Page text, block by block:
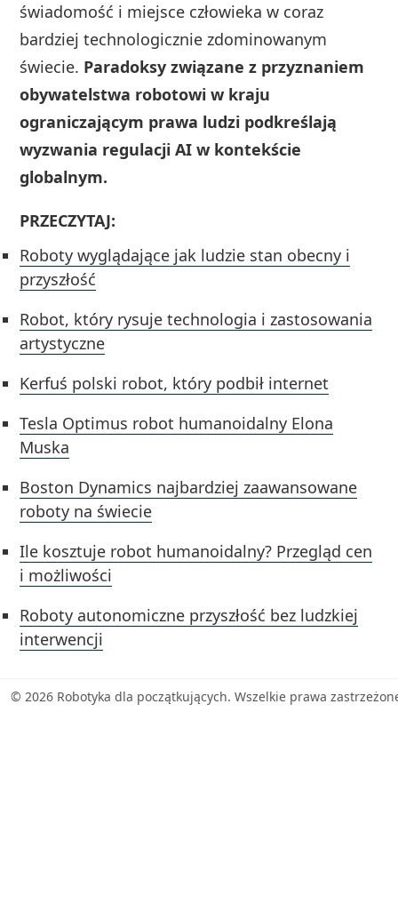
świadomość i miejsce człowieka w coraz
bardziej technologicznie zdominowanym
świecie. Paradoksy związane z przyznaniem
obywatelstwa robotowi w kraju
ograniczającym prawa ludzi podkreślają
wyzwania regulacji AI w kontekście
globalnym.
PRZECZYTAJ:
Roboty wyglądające jak ludzie stan obecny i
przyszłość
Robot, który rysuje technologia i zastosowania
artystyczne
Kerfuś polski robot, który podbił internet
Tesla Optimus robot humanoidalny Elona
Muska
Boston Dynamics najbardziej zaawansowane
roboty na świecie
Ile kosztuje robot humanoidalny? Przegląd cen
i możliwości
Roboty autonomiczne przyszłość bez ludzkiej
interwencji
© 2026 Robotyka dla początkujących. Wszelkie prawa